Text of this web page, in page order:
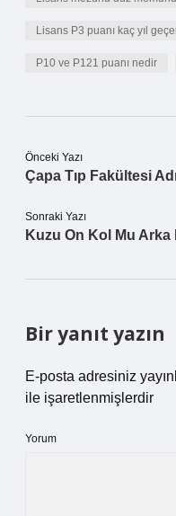
Lisans P3 puanı kaç yıl
P10 ve P121 puanı nedir
Önceki Yazı
Çapa Tıp Fakültesi
Sonraki Yazı
Kuzu On Kol Mu Arka
Bir yanıt yazın
E-posta adresiniz
ile işaretlenmişlerdir
Yorum